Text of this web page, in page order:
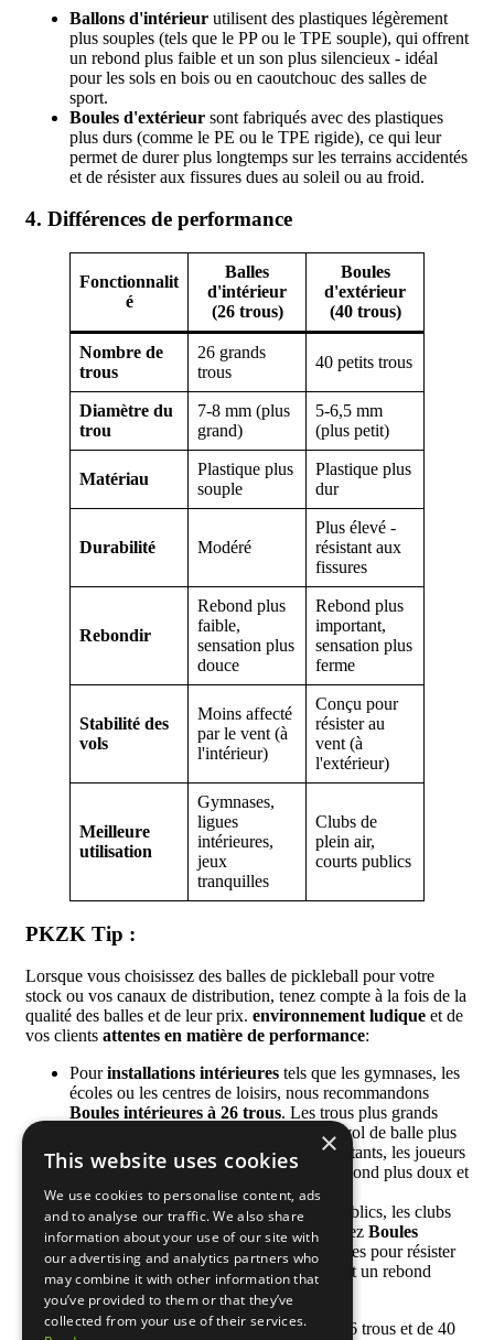
Ballons d'intérieur utilisent des plastiques légèrement
plus souples (tels que le PP ou le TPE souple), qui offrent
un rebond plus faible et un son plus silencieux - idéal
pour les sols en bois ou en caoutchouc des salles de
sport.
Boules d'extérieur sont fabriqués avec des plastiques
plus durs (comme le PE ou le TPE rigide), ce qui leur
permet de durer plus longtemps sur les terrains accidentés
et de résister aux fissures dues au soleil ou au froid.
4. Différences de performance
Fonctionnalit
é
Balles
d'intérieur
(26 trous)
Boules
d'extérieur
(40 trous)
Nombre de
trous
26 grands
trous
40 petits trous
Diamètre du
trou
7-8 mm (plus
grand)
5-6,5 mm
(plus petit)
Matériau
Plastique plus
souple
Plastique plus
dur
Durabilité Modéré
Plus élevé -
résistant aux
fissures
Rebondir
Rebond plus
faible,
sensation plus
douce
Rebond plus
important,
sensation plus
ferme
Stabilité des
vols
Moins affecté
par le vent (à
l'intérieur)
Conçu pour
résister au
vent (à
l'extérieur)
Meilleure
utilisation
Gymnases,
ligues
intérieures,
jeux
tranquilles
Clubs de
plein air,
courts publics
PKZK Tip :
Lorsque vous choisissez des balles de pickleball pour votre
stock ou vos canaux de distribution, tenez compte à la fois de la
qualité des balles et de leur prix. environnement ludique et de
vos clients attentes en matière de performance:
Pourinstallations intérieures tels que les gymnases, les
écoles ou les centres de loisirs, nous recommandons
Boules intérieures à 26 trous. Les trous plus grands
réduisent la résistance à l'air, offrant un vol de balle plus
lent et plus contrôlé - idéal pour les débutants, les joueurs
seniors, ou les environnements où un rebond plus doux et
un bruit plus faible sont importants.
Pourcourts extérieursPour les parcs publics, les clubs
de sport ou les sites de tournois, choisissez Boules
d'extérieur à 40 trous . Elles sont conçues pour résister
au vent et aux surfaces rugueuses, offrant un rebond
constant et une durabilité à long terme.
Chez PKZK, nous proposons des options de 26 trous et de 40
×
This website uses cookies
We use cookies to personalise content, ads
and to analyse our traffic. We also share
information about your use of our site with
our advertising and analytics partners who
may combine it with other information that
you’ve provided to them or that they’ve
collected from your use of their services.